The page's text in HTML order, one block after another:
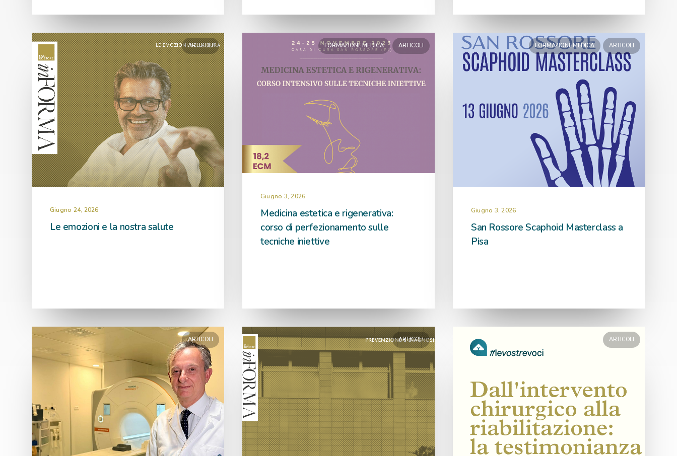
ARTICOLI
Giugno 24, 2026
Le emozioni e la nostra salute
FORMAZIONE MEDICA ARTICOLI
Giugno 3, 2026
Medicina estetica e rigenerativa:
corso di perfezionamento sulle
tecniche iniettive
FORMAZIONE MEDICA ARTICOLI
Giugno 3, 2026
San Rossore Scaphoid Masterclass a
Pisa
ARTICOLI ARTICOLI ARTICOLI